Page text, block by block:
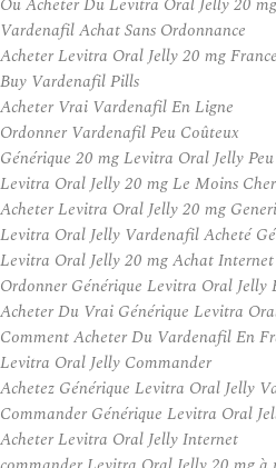
Vardenafil Achat Sans Ordonnance
Acheter Levitra Oral Jelly 20 mg
Buy Vardenafil Pills
Acheter Vrai Vardenafil En Ligne
Ordonner Vardenafil Peu Coûteux
Générique 20 mg Levitra Oral Jelly
Levitra Oral Jelly 20 mg Le Moins
Acheter Levitra Oral Jelly 20 mg
Levitra Oral Jelly Vardenafil Acheté
Levitra Oral Jelly 20 mg Achat Internet
Ordonner Générique Levitra Oral Jelly
Acheter Du Vrai Générique Levitra
Comment Acheter Du Vardenafil En
Levitra Oral Jelly Commander
Achetez Générique Levitra Oral Jelly
Commander Générique Levitra Oral
Acheter Levitra Oral Jelly Internet